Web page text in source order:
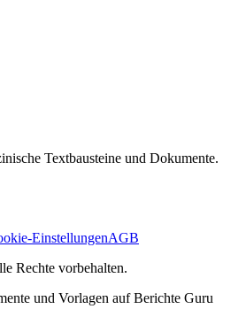
Textbausteine und Dokumente.
EinstellungenAGB
Rechte vorbehalten.
und Vorlagen auf Berichte Guru